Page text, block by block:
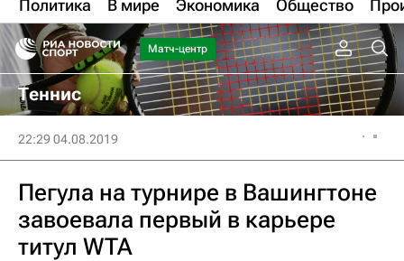
Политика В мире Экономика Общество
Матч-центр
Теннис
22:29 04.08.2019
Пегула на турнире в Вашингтоне
завоевала первый в карьере
титул WTA